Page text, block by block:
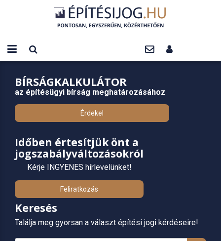
BÍRSÁGKALKULÁTOR
az építésügyi bírság meghatározásához
Érdekel
Időben értesítjük önt a
jogszabályváltozásokról
Kérje INGYENES hírlevelünket!
Feliratkozás
Keresés
Találja meg gyorsan a választ építési jogi kérdéseire!